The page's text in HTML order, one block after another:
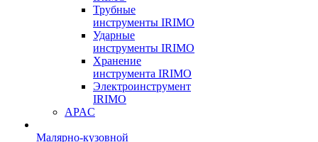
Трубные
инструменты IRIMO
Ударные
инструменты IRIMO
Хранение
инструмента IRIMO
Электроинструмент
IRIMO
APAC
Малярно-кузовной